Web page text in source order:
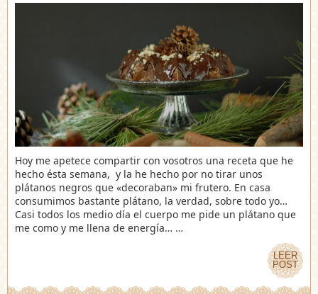
Hoy me apetece compartir con vosotros una receta que he
hecho ésta semana, y la he hecho por no tirar unos
plátanos negros que «decoraban» mi frutero. En casa
consumimos bastante plátano, la verdad, sobre todo yo…
Casi todos los medio día el cuerpo me pide un plátano que
me como y me llena de energía… …
LEER
POST
LEER
POST